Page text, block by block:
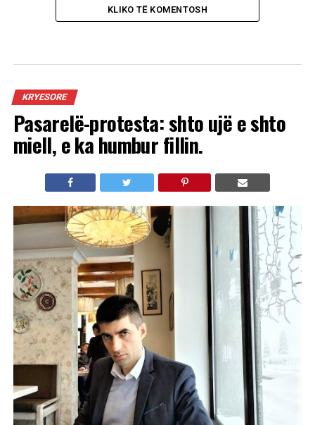
KLIKO TË KOMENTOSH
KRYESORE
Pasarelë-protesta: shto ujë e shto
miell, e ka humbur fillin.